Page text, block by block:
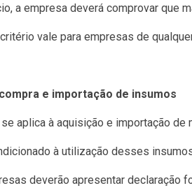
a empresa deverá comprovar que
vale para empresas de
e importação de insumos
aplica à aquisição e importação
à utilização desses
deverão apresentar declaração